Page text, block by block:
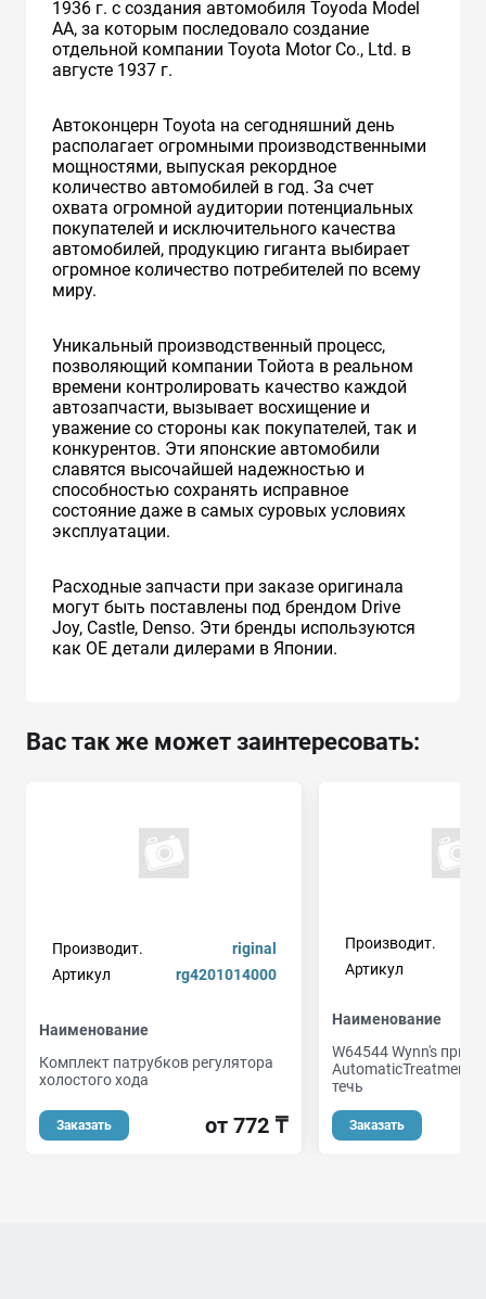
1936 г. с создания автомобиля Toyoda Model
AA, за которым последовало создание
отдельной компании Toyota Motor Co., Ltd. в
августе 1937 г.
Автоконцерн Toyota на сегодняшний день
располагает огромными производственными
мощностями, выпуская рекордное
количество автомобилей в год. За счет
охвата огромной аудитории потенциальных
покупателей и исключительного качества
автомобилей, продукцию гиганта выбирает
огромное количество потребителей по всему
миру.
Уникальный производственный процесс,
позволяющий компании Тойота в реальном
времени контролировать качество каждой
автозапчасти, вызывает восхищение и
уважение со стороны как покупателей, так и
конкурентов. Эти японские автомобили
славятся высочайшей надежностью и
способностью сохранять исправное
состояние даже в самых суровых условиях
эксплуатации.
Расходные запчасти при заказе оригинала
могут быть поставлены под брендом Drive
Joy, Castle, Denso. Эти бренды используются
как ОЕ детали дилерами в Японии.
Вас так же может заинтересовать:
Производит.
riginal
Артикул
rg4201014000
Наименование
Комплект патрубков регулятора
холостого хода
Заказать от 772 ₸
Производит.
Артикул
Наименование
W64544 Wynn's
AutomaticTreatment
течь
Заказать